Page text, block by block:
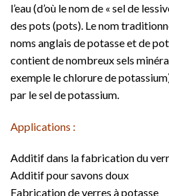
l’eau (d’où le nom de « sel de
des pots (pots). Le nom
noms anglais de potasse et de
contient de nombreux sels
exemple le chlorure de
par le sel de potassium.
Applications :
Additif dans la fabrication du
Additif pour savons doux
Fabrication de verres à potasse